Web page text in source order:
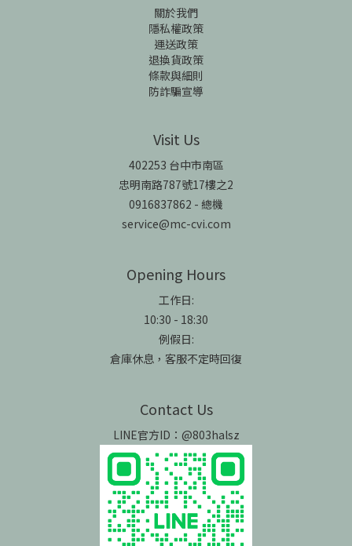
關於我們
隱私權政策
運送政策
退換貨政策
條款與細則
防詐騙宣導
Visit Us
402253 台中市南區
忠明南路787號17樓之2
0916837862 - 總機
service@mc-cvi.com
Opening Hours
工作日:
10:30 - 18:30
例假日:
倉庫休息，客服不定時回復
Contact Us
LINE官方ID：@803halsz